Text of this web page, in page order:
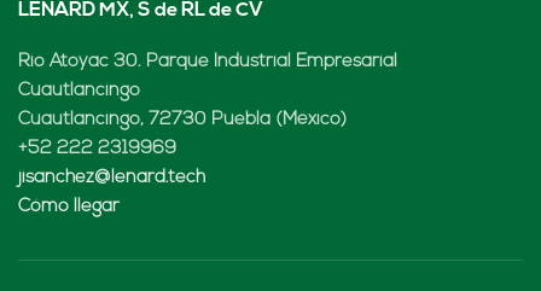
LENARD MX, S de RL de CV
Rio Atoyac 30. Parque Industrial Empresarial
Cuautlancingo
Cuautlancingo, 72730 Puebla (México)
+52 222 2319969
jisanchez@lenard.tech
Cómo llegar